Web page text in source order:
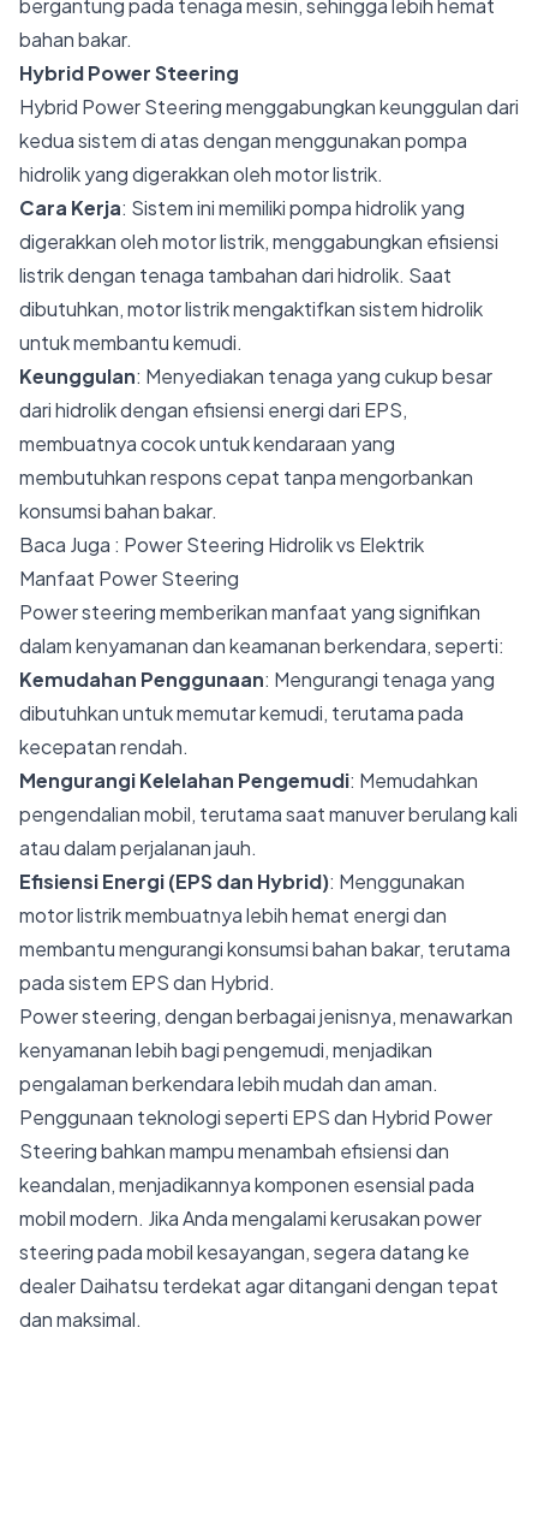
bergantung pada tenaga mesin, sehingga lebih hemat
bahan bakar.
Hybrid Power Steering
Hybrid Power Steering menggabungkan keunggulan dari
kedua sistem di atas dengan menggunakan pompa
hidrolik yang digerakkan oleh motor listrik.
Cara Kerja: Sistem ini memiliki pompa hidrolik yang
digerakkan oleh motor listrik, menggabungkan efisiensi
listrik dengan tenaga tambahan dari hidrolik. Saat
dibutuhkan, motor listrik mengaktifkan sistem hidrolik
untuk membantu kemudi.
Keunggulan: Menyediakan tenaga yang cukup besar
dari hidrolik dengan efisiensi energi dari EPS,
membuatnya cocok untuk kendaraan yang
membutuhkan respons cepat tanpa mengorbankan
konsumsi bahan bakar.
Baca Juga : Power Steering Hidrolik vs Elektrik
Manfaat Power Steering
Power steering memberikan manfaat yang signifikan
dalam kenyamanan dan keamanan berkendara, seperti:
Kemudahan Penggunaan: Mengurangi tenaga yang
dibutuhkan untuk memutar kemudi, terutama pada
kecepatan rendah.
Mengurangi Kelelahan Pengemudi: Memudahkan
pengendalian mobil, terutama saat manuver berulang kali
atau dalam perjalanan jauh.
Efisiensi Energi (EPS dan Hybrid): Menggunakan
motor listrik membuatnya lebih hemat energi dan
membantu mengurangi konsumsi bahan bakar, terutama
pada sistem EPS dan Hybrid.
Power steering, dengan berbagai jenisnya, menawarkan
kenyamanan lebih bagi pengemudi, menjadikan
pengalaman berkendara lebih mudah dan aman.
Penggunaan teknologi seperti EPS dan Hybrid Power
Steering bahkan mampu menambah efisiensi dan
keandalan, menjadikannya komponen esensial pada
mobil modern. Jika Anda mengalamikerusakan power
steeringpada mobil kesayangan, segera datang ke
dealer Daihatsu terdekatagar ditangani dengan tepat
dan maksimal.